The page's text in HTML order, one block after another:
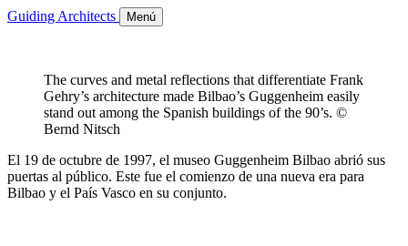
Guiding Architects Menú
The curves and metal reflections that differentiate Frank
Gehry’s architecture made Bilbao’s Guggenheim easily
stand out among the Spanish buildings of the 90’s. ©
Bernd Nitsch
El 19 de octubre de 1997, el museo Guggenheim Bilbao abrió sus
puertas al público. Este fue el comienzo de una nueva era para
Bilbao y el País Vasco en su conjunto.